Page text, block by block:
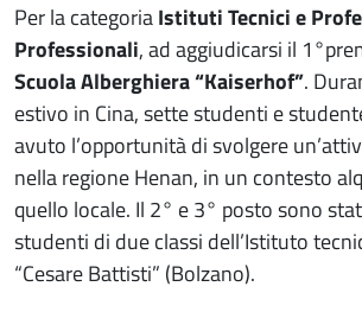
Per la categoriaIstituti Tecnici e
Professionali, ad aggiudicarsi il
Scuola Alberghiera “Kaiserhof”.
estivo in Cina, sette studenti e
avuto l’opportunità di svolgere
nella regione Henan, in un contesto
quello locale. Il 2° e 3° posto sono
studenti di due classi dell’Istituto
“Cesare Battisti” (Bolzano).